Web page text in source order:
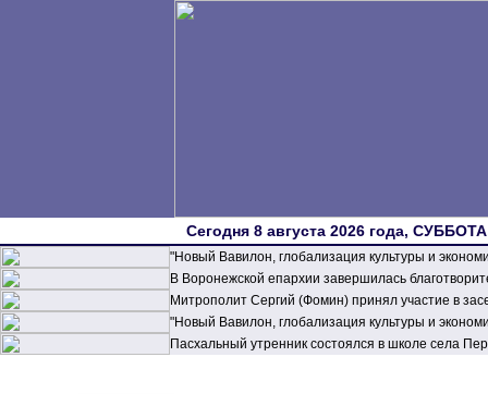
Сегодня 8 августа 2026 года,
"Новый Вавилон, глобализация культуры и
В Воронежской епархии завершилась
Митрополит Сергий (Фомин) принял участие в
"Новый Вавилон, глобализация культуры и
Пасхальный утренник состоялся в школе села